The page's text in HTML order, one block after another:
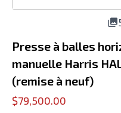
Presse à balles
manuelle Harris
(remise à neuf)
$79,500.00